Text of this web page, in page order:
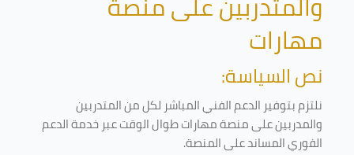
مهارات
نص السياسة:
نلتزم بتوفير الدعم الفني المباشر لكل من المتدربين
والمدربين على منصة مهارات طوال الوقت عبر خدمة الدعم
الفوري المساند على المنصة.